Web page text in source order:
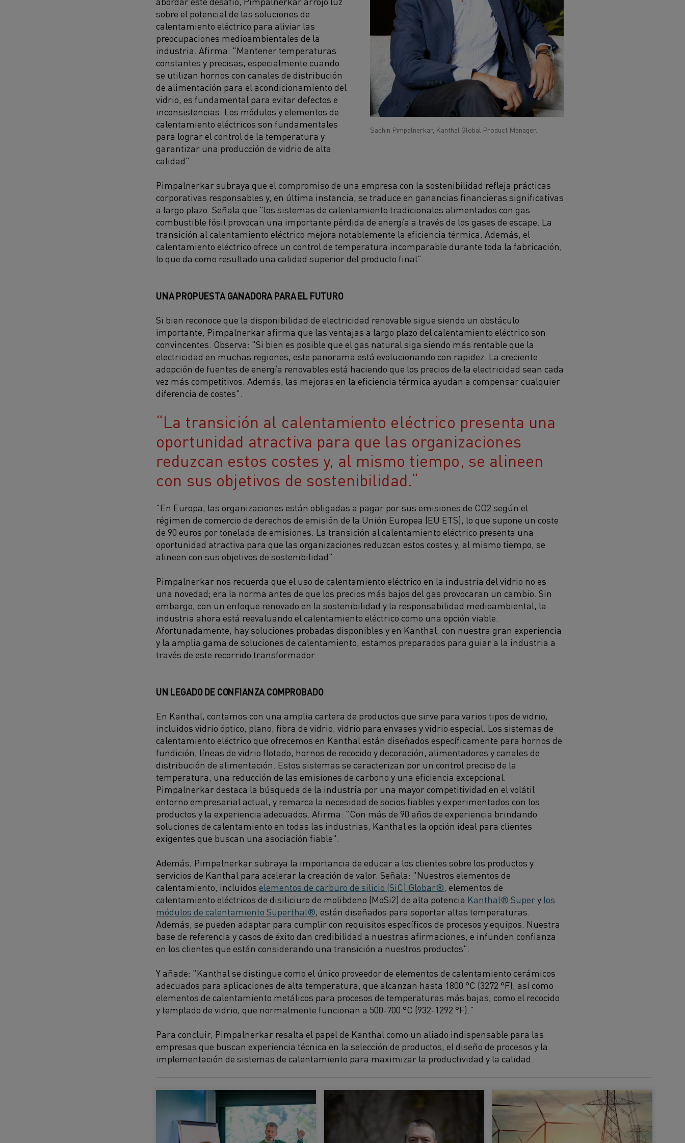
Sachin Pimpalnerkar, Kanthal Global Product Manager.
sobre el potencial de las soluciones de
calentamiento eléctrico para aliviar las
preocupaciones medioambientales de la
industria. Afirma: "Mantener temperaturas
constantes y precisas, especialmente cuando
se utilizan hornos con canales de distribución
de alimentación para el acondicionamiento del
vidrio, es fundamental para evitar defectos e
inconsistencias. Los módulos y elementos de
calentamiento eléctricos son fundamentales
para lograr el control de la temperatura y
garantizar una producción de vidrio de alta
calidad".
Pimpalnerkar subraya que el compromiso de una empresa con la sostenibilidad refleja prácticas
corporativas responsables y, en última instancia, se traduce en ganancias financieras significativas
a largo plazo. Señala que "los sistemas de calentamiento tradicionales alimentados con gas
combustible fósil provocan una importante pérdida de energía a través de los gases de escape. La
transición al calentamiento eléctrico mejora notablemente la eficiencia térmica. Además, el
calentamiento eléctrico ofrece un control de temperatura incomparable durante toda la fabricación,
lo que da como resultado una calidad superior del producto final".
UNA PROPUESTA GANADORA PARA EL FUTURO
Si bien reconoce que la disponibilidad de electricidad renovable sigue siendo un obstáculo
importante, Pimpalnerkar afirma que las ventajas a largo plazo del calentamiento eléctrico son
convincentes. Observa: "Si bien es posible que el gas natural siga siendo más rentable que la
electricidad en muchas regiones, este panorama está evolucionando con rapidez. La creciente
adopción de fuentes de energía renovables está haciendo que los precios de la electricidad sean cada
vez más competitivos. Además, las mejoras en la eficiencia térmica ayudan a compensar cualquier
diferencia de costes".
La transición al calentamiento eléctrico presenta una
oportunidad atractiva para que las organizaciones
reduzcan estos costes y, al mismo tiempo, se alineen
con sus objetivos de sostenibilidad.
"En Europa, las organizaciones están obligadas a pagar por sus emisiones de CO2 según el
régimen de comercio de derechos de emisión de la Unión Europea (EU ETS), lo que supone un coste
de 90 euros por tonelada de emisiones. La transición al calentamiento eléctrico presenta una
oportunidad atractiva para que las organizaciones reduzcan estos costes y, al mismo tiempo, se
alineen con sus objetivos de sostenibilidad".
Pimpalnerkar nos recuerda que el uso de calentamiento eléctrico en la industria del vidrio no es
una novedad; era la norma antes de que los precios más bajos del gas provocaran un cambio. Sin
embargo, con un enfoque renovado en la sostenibilidad y la responsabilidad medioambiental, la
industria ahora está reevaluando el calentamiento eléctrico como una opción viable.
Afortunadamente, hay soluciones probadas disponibles y en Kanthal, con nuestra gran experiencia
y la amplia gama de soluciones de calentamiento, estamos preparados para guiar a la industria a
través de este recorrido transformador.
UN LEGADO DE CONFIANZA COMPROBADO
En Kanthal, contamos con una amplia cartera de productos que sirve para varios tipos de vidrio,
incluidos vidrio óptico, plano, fibra de vidrio, vidrio para envases y vidrio especial. Los sistemas de
calentamiento eléctrico que ofrecemos en Kanthal están diseñados específicamente para hornos de
fundición, líneas de vidrio flotado, hornos de recocido y decoración, alimentadores y canales de
distribución de alimentación. Estos sistemas se caracterizan por un control preciso de la
temperatura, una reducción de las emisiones de carbono y una eficiencia excepcional.
Pimpalnerkar destaca la búsqueda de la industria por una mayor competitividad en el volátil
entorno empresarial actual, y remarca la necesidad de socios fiables y experimentados con los
productos y la experiencia adecuados. Afirma: "Con más de 90 años de experiencia brindando
soluciones de calentamiento en todas las industrias, Kanthal es la opción ideal para clientes
exigentes que buscan una asociación fiable".
Además, Pimpalnerkar subraya la importancia de educar a los clientes sobre los productos y
servicios de Kanthal para acelerar la creación de valor. Señala: "Nuestros elementos de
calentamiento, incluidos elementos de carburo de silicio (SiC) Globar®, elementos de
calentamiento eléctricos de disiliciuro de molibdeno (MoSi2) de alta potencia Kanthal® Supery los
módulos de calentamiento Superthal®, están diseñados para soportar altas temperaturas.
Además, se pueden adaptar para cumplir con requisitos específicos de procesos y equipos. Nuestra
base de referencia y casos de éxito dan credibilidad a nuestras afirmaciones, e infunden confianza
en los clientes que están considerando una transición a nuestros productos".
Y añade: "Kanthal se distingue como el único proveedor de elementos de calentamiento cerámicos
adecuados para aplicaciones de alta temperatura, que alcanzan hasta 1800 °C (3272 °F), así como
elementos de calentamiento metálicos para procesos de temperaturas más bajas, como el recocido
y templado de vidrio, que normalmente funcionan a 500-700 °C (932-1292 °F)."
Para concluir, Pimpalnerkar resalta el papel de Kanthal como un aliado indispensable para las
empresas que buscan experiencia técnica en la selección de productos, el diseño de procesos y la
implementación de sistemas de calentamiento para maximizar la productividad y la calidad.